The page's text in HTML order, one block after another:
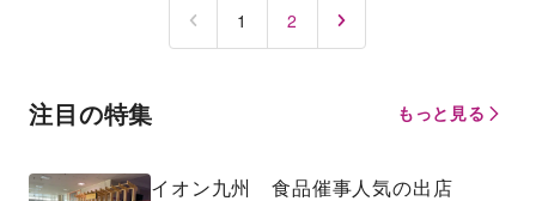
1 2
注目の特集 もっと見る
イオン九州 食品催事人気の出店